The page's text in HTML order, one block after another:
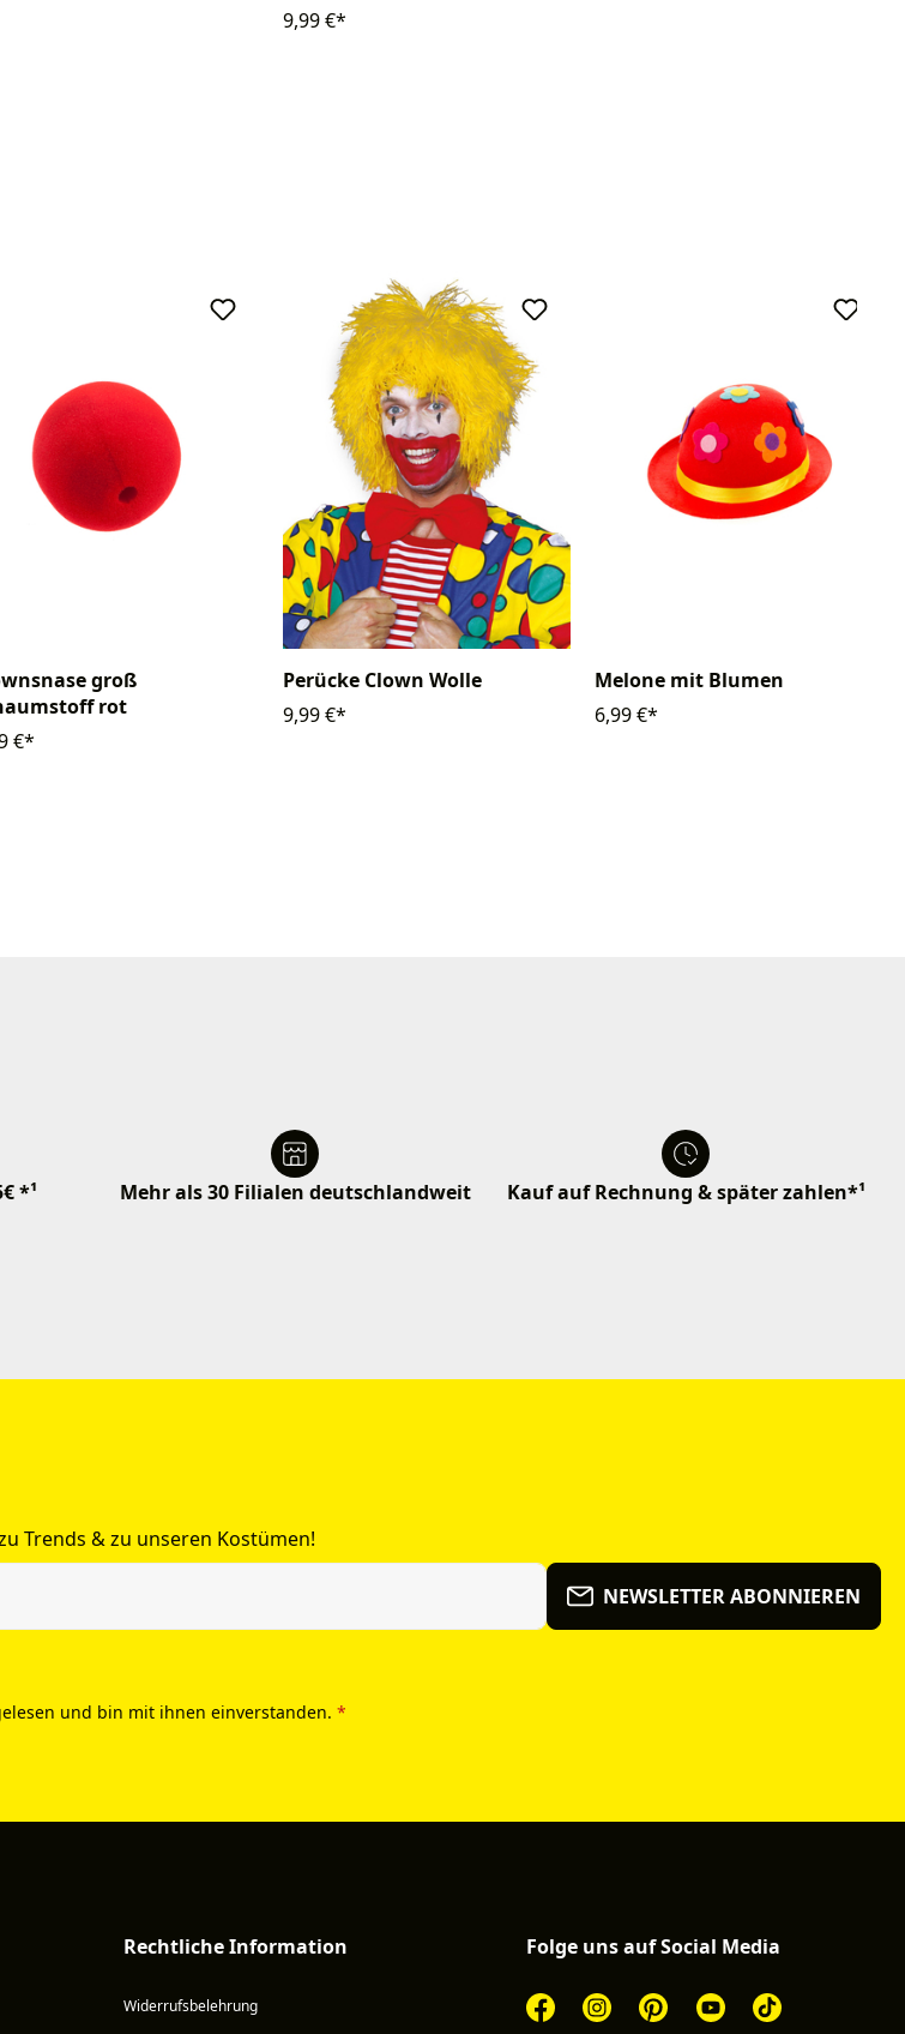
9,99 €*
groß
rot
€*
Perücke Clown Wolle
9,99 €*
Melone mit Blumen
6,99 €*
*¹ Mehr als 30 Filialen deutschlandweit Kauf auf Rechnung & später zahlen*¹
Trends & zu unseren Kostümen!
NEWSLETTER ABONNIEREN
und bin mit ihnen einverstanden. *
Rechtliche Information
Widerrufsbelehrung
Folge uns auf Social Media